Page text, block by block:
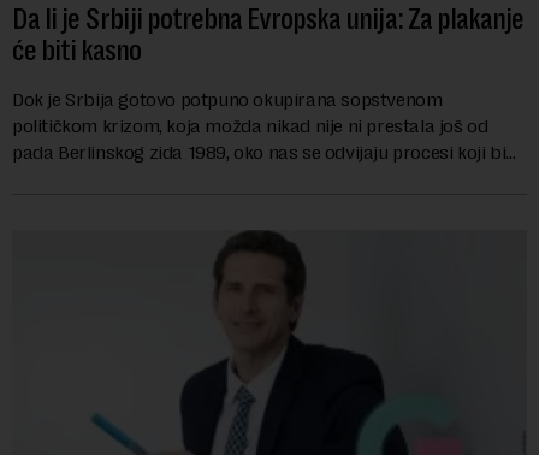
Da li je Srbiji potrebna Evropska unija: Za plakanje
će biti kasno
Dok je Srbija gotovo potpuno okupirana sopstvenom
političkom krizom, koja možda nikad nije ni prestala još od
pada Berlinskog zida 1989, oko nas se odvijaju procesi koji bi